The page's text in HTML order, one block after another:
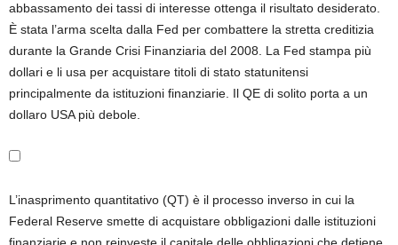
abbassamento dei tassi di interesse ottenga il risultato desiderato.
È stata l’arma scelta dalla Fed per combattere la stretta creditizia
durante la Grande Crisi Finanziaria del 2008. La Fed stampa più
dollari e li usa per acquistare titoli di stato statunitensi
principalmente da istituzioni finanziarie. Il QE di solito porta a un
dollaro USA più debole.
L’inasprimento quantitativo (QT) è il processo inverso in cui la
Federal Reserve smette di acquistare obbligazioni dalle istituzioni